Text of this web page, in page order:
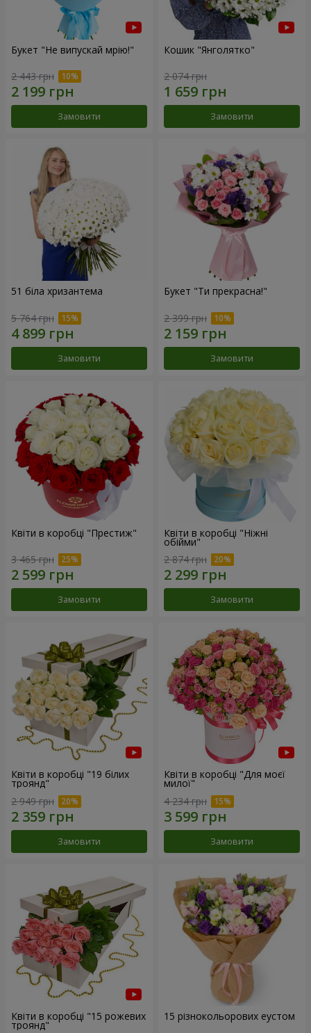
Букет "Не випускай мрію!"
2 443 грн
Замовити
Кошик "Янголятко"
2 074 грн
Замовити
51 біла хризантема
5 764 грн
Замовити
Букет "Ти прекрасна!"
2 399 грн
Замовити
Квіти в коробці "Престиж"
3 465 грн
Замовити
Квіти в коробці "Ніжні
обійми"
2 874 грн
Замовити
Квіти в коробці "19 білих
троянд"
2 949 грн
Замовити
Квіти в коробці "Для моєї
милої"
4 234 грн
Замовити
Квіти в коробці "15 рожевих
троянд"
15 різнокольорових еустом